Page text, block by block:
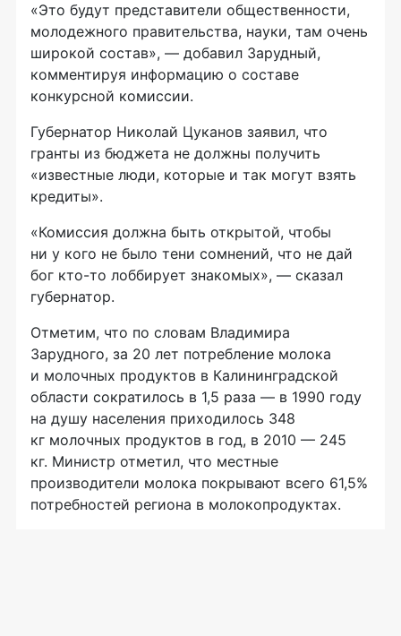
«Это будут представители общественности,
молодежного правительства, науки, там очень
широкой состав», — добавил Зарудный,
комментируя информацию о составе
конкурсной комиссии.
Губернатор Николай Цуканов заявил, что
гранты из бюджета не должны получить
«известные люди, которые и так могут взять
кредиты».
«Комиссия должна быть открытой, чтобы
ни у кого не было тени сомнений, что не дай
бог кто-то лоббирует знакомых», — сказал
губернатор.
Отметим, что по словам Владимира
Зарудного, за 20 лет потребление молока
и молочных продуктов в Калининградской
области сократилось в 1,5 раза — в 1990 году
на душу населения приходилось 348
кг молочных продуктов в год, в 2010 — 245
кг. Министр отметил, что местные
производители молока покрывают всего 61,5%
потребностей региона в молокопродуктах.